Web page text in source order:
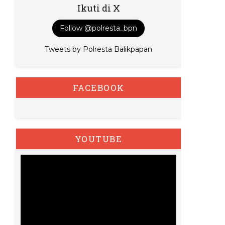
Ikuti di X
Follow @polresta_bpn
Tweets by Polresta Balikpapan
FACEBOOK
YOUTUBE